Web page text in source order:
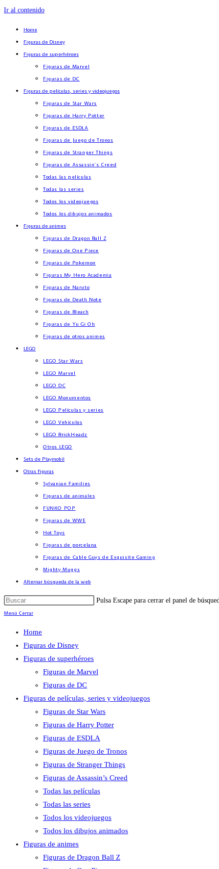
Ir al contenido
Home
Figuras de Disney
Figuras de superhéroes
Figuras de Marvel
Figuras de DC
Figuras de películas, series y videojuegos
Figuras de Star Wars
Figuras de Harry Potter
Figuras de ESDLA
Figuras de Juego de Tronos
Figuras de Stranger Things
Figuras de Assassin’s Creed
Todas las películas
Todas las series
Todos los videojuegos
Todos los dibujos animados
Figuras de animes
Figuras de Dragon Ball Z
Figuras de One Piece
Figuras de Pokemon
Figuras My Hero Academia
Figuras de Naruto
Figuras de Death Note
Figuras de Bleach
Figuras de Yu Gi Oh
Figuras de otros animes
LEGO
LEGO Star Wars
LEGO Marvel
LEGO DC
LEGO Monumentos
LEGO Películas y series
LEGO Vehículos
LEGO BrickHeadz
Otros LEGO
Sets de Playmobil
Otras figuras
Sylvanian Families
Figuras de animales
FUNKO POP
Figuras de WWE
Hot Toys
Figuras de porcelana
Figuras de Cable Guys de Exquisite Gaming
Mighty Muggs
Alternar búsqueda de la web
Pulsa Escape para cerrar el panel de
Menú Cerrar
Home
Figuras de Disney
Figuras de superhéroes
Figuras de Marvel
Figuras de DC
Figuras de películas, series y videojuegos
Figuras de Star Wars
Figuras de Harry Potter
Figuras de ESDLA
Figuras de Juego de Tronos
Figuras de Stranger Things
Figuras de Assassin’s Creed
Todas las películas
Todas las series
Todos los videojuegos
Todos los dibujos animados
Figuras de animes
Figuras de Dragon Ball Z